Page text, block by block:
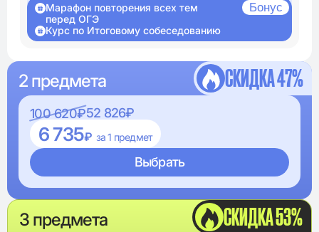
Марафон повторения всех тем
перед ОГЭ
Курс по Итоговому собеседованию
Бонус
2 предмета СКИДКА 47%
100 620₽52 826₽
6 735₽ за 1 предмет
Выбрать
3 предмета СКИДКА 53%